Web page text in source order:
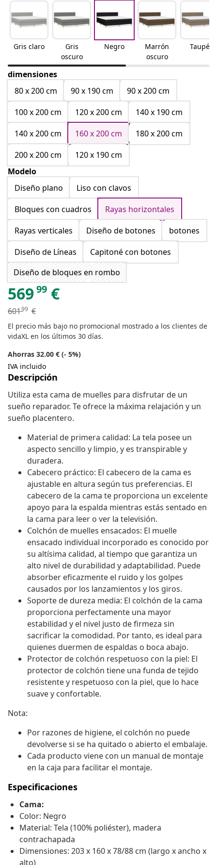
Gris claro
Gris
oscuro
Negro
Marrón
oscuro
Taupé
dimensiones
80 x 200 cm
90 x 190 cm
90 x 200 cm
100 x 200 cm
120 x 200 cm
140 x 190 cm
140 x 200 cm
160 x 200 cm
180 x 200 cm
200 x 200 cm
120 x 190 cm
Modelo
Diseño plano
Liso con clavos
Bloques con cuadros
Rayas horizontales
Rayas verticales
Diseño de botones
botones
Diseño de Líneas
Capitoné con botones
Diseño de bloques en rombo
56999 €
60199 €
El precio más bajo no promocional mostrado a los clientes de
vidaXL en los últimos 30 días.
Ahorras 32.00 € (- 5%)
IVA incluido
Descripción
Utiliza esta cama de muelles para disfrutar de un
sueño reparador. Te ofrece la máxima relajación y un
sueño placentero.
Material de primera calidad: La tela posee un
aspecto sencillo y limpio, y es transpirable y
duradera.
Cabecero práctico: El cabecero de la cama es
ajustable en altura según tus preferencias. El
cabecero de la cama te proporciona un excelente
apoyo para la espalda mientras estás sentado en
la cama para leer o ver la televisión.
Colchón de muelles ensacados: El muelle
ensacado individual incorporado es conocido por
su altísima calidad, al tiempo que garantiza un
alto nivel de durabilidad y adaptabilidad. Puede
absorber eficazmente el ruido y los golpes
causados por los lanzamientos y los giros.
Soporte de dureza media: El colchón de la cama
proporciona perfectamente una mayor
estabilidad y el nivel justo de firmeza sin
sacrificar la comodidad. Por tanto, es ideal para
quienes duermen de espaldas o boca abajo.
Protector de colchón respetuoso con la piel: El
protector de colchón tiene una funda de tejido
resistente y respetuoso con la piel, que lo hace
suave y confortable.
Nota:
Por razones de higiene, el colchón no puede
devolverse si se ha quitado o abierto el embalaje.
Cada producto viene con un manual de montaje
en la caja para facilitar el montaje.
Especificaciones
Cama:
Color: Negro
Material: Tela (100% poliéster), madera
contrachapada
Dimensiones: 203 x 160 x 78/88 cm (largo x ancho x
alto)